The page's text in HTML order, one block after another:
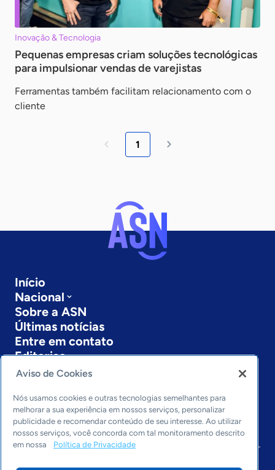
Inovação & Tecnologia
Pequenas empresas criam soluções tecnológicas
para impulsionar vendas de varejistas
Ferramentas também facilitam relacionamento com o
cliente
1
Início
Nacional
Sobre a ASN
Últimas notícias
Entre em contato
Editorias
Economia & Política
Inovação & Tecnologia
Cultura empreendedora
Dados
Arquivo
Aviso de Cookies
Nós usamos cookies e outras tecnologias semelhantes para
melhorar a sua experiência em nossos serviços, personalizar
publicidade e recomendar conteúdo de seu interesse. Ao utilizar
nossos serviços, você concorda com tal monitoramento descrito
em nossa
Política de Privacidade